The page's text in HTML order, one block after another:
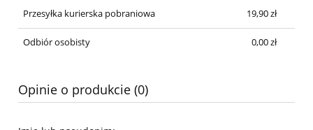
Przesyłka kurierska pobraniowa 19,90 zł
Odbiór osobisty 0,00 zł
Opinie o produkcie (0)